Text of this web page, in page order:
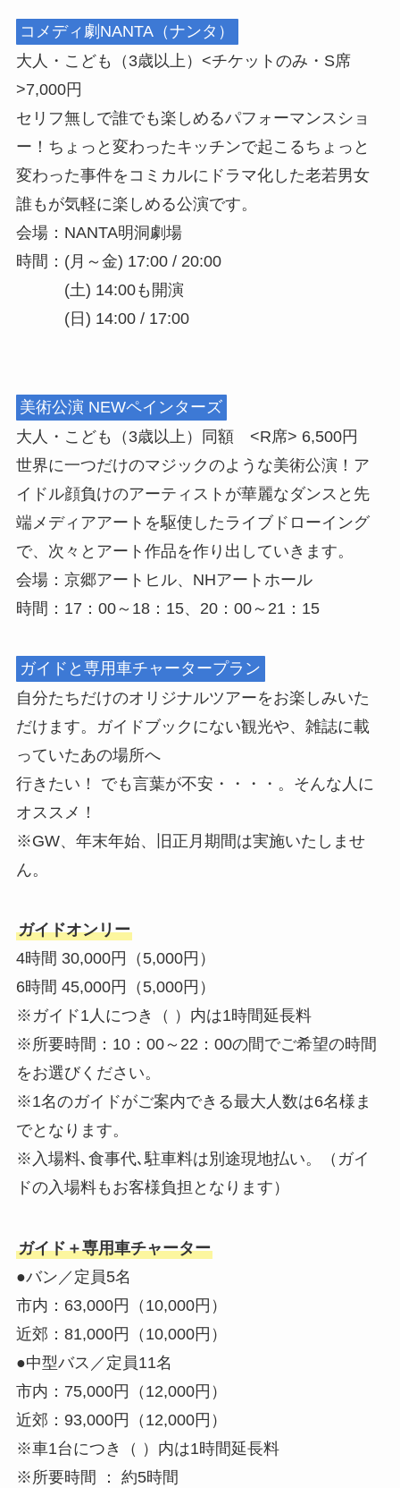
コメディ劇NANTA（ナンタ）
大人・こども（3歳以上）<チケットのみ・S席
>7,000円
セリフ無しで誰でも楽しめるパフォーマンスショ
ー！ちょっと変わったキッチンで起こるちょっと
変わった事件をコミカルにドラマ化した老若男女
誰もが気軽に楽しめる公演です。
会場：NANTA明洞劇場
時間：(月～金) 17:00 / 20:00
(土) 14:00も開演
(日) 14:00 / 17:00
美術公演 NEWペインターズ
大人・こども（3歳以上）同額 <R席> 6,500円
世界に一つだけのマジックのような美術公演！ア
イドル顔負けのアーティストが華麗なダンスと先
端メディアアートを駆使したライブドローイング
で、次々とアート作品を作り出していきます。
会場：京郷アートヒル、NHアートホール
時間：17：00～18：15、20：00～21：15
ガイドと専用車チャータープラン
自分たちだけのオリジナルツアーをお楽しみいた
だけます。ガイドブックにない観光や、雑誌に載
っていたあの場所へ
行きたい！ でも言葉が不安・・・・。そんな人に
オススメ！
※GW、年末年始、旧正月期間は実施いたしませ
ん。
ガイドオンリー
4時間 30,000円（5,000円）
6時間 45,000円（5,000円）
※ガイド1人につき（ ）内は1時間延長料
※所要時間：10：00～22：00の間でご希望の時間
をお選びください。
※1名のガイドがご案内できる最大人数は6名様ま
でとなります。
※入場料､食事代､駐車料は別途現地払い。（ガイ
ドの入場料もお客様負担となります）
ガイド＋専用車チャーター
●バン／定員5名
市内：63,000円（10,000円）
近郊：81,000円（10,000円）
●中型バス／定員11名
市内：75,000円（12,000円）
近郊：93,000円（12,000円）
※車1台につき（ ）内は1時間延長料
※所要時間 ： 約5時間